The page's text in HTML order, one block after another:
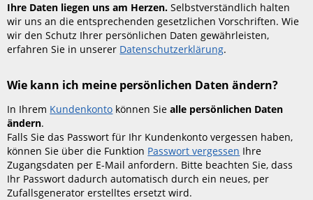
Wie
kann
ich
meine
Daten
ändern?
Ist
Ihre
Frage
nicht
beantwortet?
Ihre Daten liegen uns am Herzen.Selbstverständlich halten
wir uns an die entsprechenden gesetzlichen Vorschriften. Wie
wir den Schutz Ihrer persönlichen Daten gewährleisten,
erfahren Sie in unserer Datenschutzerklärung.
Wie kann ich meine persönlichen Daten ändern?
In Ihrem Kundenkonto können Siealle persönlichen Daten
ändern.
Falls Sie das Passwort für Ihr Kundenkonto vergessen haben,
können Sie über die Funktion Passwort vergessen Ihre
Zugangsdaten per E-Mail anfordern. Bitte beachten Sie, dass
Ihr Passwort dadurch automatisch durch ein neues, per
Zufallsgenerator erstelltes ersetzt wird.